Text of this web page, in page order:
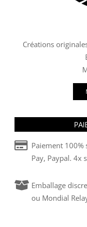
Créations
Paiement 100%
Pay, Paypal. 4x
Emballage
ou Mondial